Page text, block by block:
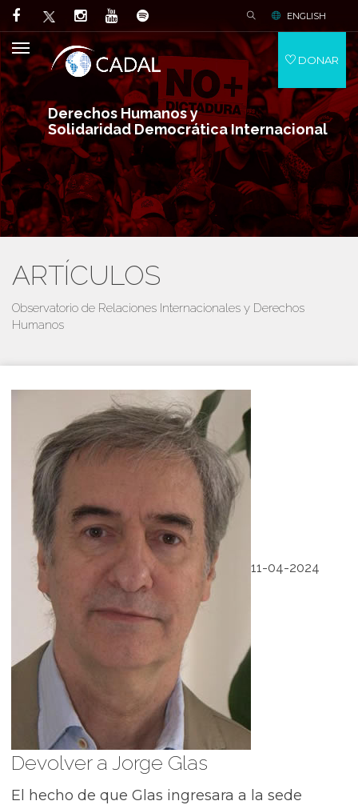
Derechos Humanos y
Solidaridad Democrática Internacional
ENGLISH
DONAR
ARTÍCULOS
Observatorio de Relaciones Internacionales y Derechos
Humanos
11-04-2024
Devolver a Jorge Glas
El hecho de que Glas ingresara a la sede